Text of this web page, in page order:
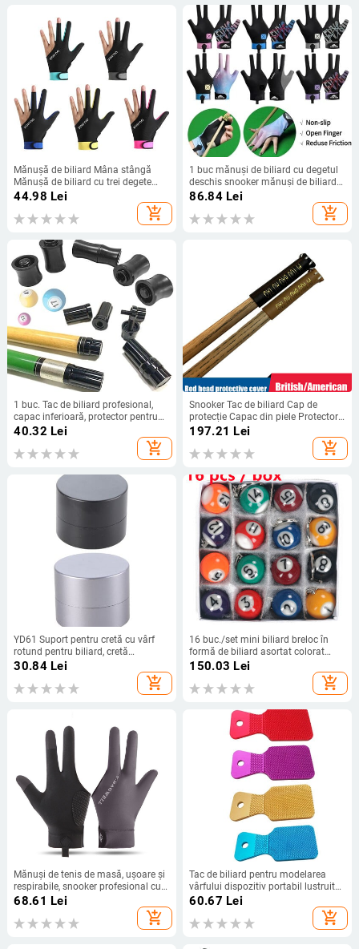
Mănușă de biliard Mâna stângă
Mănușă de biliard cu trei degete
Autocolante antiderapante
Elasticitate Mănuși de antrenament
de biliard Accesorii
44.98 Lei
add_shopping_cart
1 buc mănuși de biliard cu degetul
deschis snooker mănuși de biliard
autocolante antiderapante
elasticitate mănuși de antrenament
de biliard accesorii
86.84Lei
add_shopping_cart
1 buc. Tac de biliard profesional,
capac inferioară, protector pentru
articulații, tac de biliard, dop de
cauciuc, pentru MEZZ/Predator
40.32 Lei
add_shopping_cart
Snooker Tac de biliard Cap de
protecție Capac din piele Protector
pentru tac Accesorii robuste pentru
197.21 Lei
add_shopping_cart
YD61 Suport pentru cretă cu vârf
rotund pentru biliard, cretă
magnetică de biliard, cutie de
transport, accesorii de biliard de
schimb
30.84Lei
add_shopping_cart
16 buc./set mini biliard breloc în
formă de biliard asortat colorat
biliard breloc cu minge mică
decorațiuni creative suspendate
150.03 Lei
add_shopping_cart
Mănuși de tenis de masă, ușoare și
respirabile, snooker profesional cu
trei degete și jumătate,
antiderapante, respirabile, mătase
glacială, pentru bărbați și femei.
68.61 Lei
add_shopping_cart
Tac de biliard pentru modelarea
vârfului dispozitiv portabil lustruit
pentru antrenament
60.67 Lei
add_shopping_cart